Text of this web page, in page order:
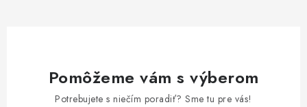
Pomôžeme vám s výberom
Potrebujete s niečím poradiť? Sme tu pre vás!